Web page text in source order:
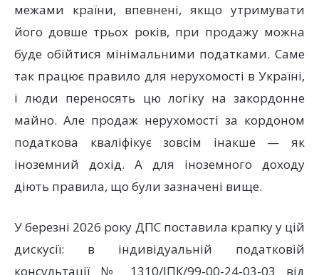
межами країни, впевнені, якщо утримувати
його довше трьох років, при продажу можна
буде обійтися мінімальними податками. Саме
так працює правило для нерухомості в Україні,
і люди переносять цю логіку на закордонне
майно. Але продаж нерухомості за кордоном
податкова кваліфікує зовсім інакше — як
іноземний дохід. А для іноземного доходу
діють правила, що були зазначені вище.
У березні 2026 року ДПС поставила крапку у цій
дискусії: в індивідуальній податковій
консультації № 1310/ІПК/99-00-24-03-03 від